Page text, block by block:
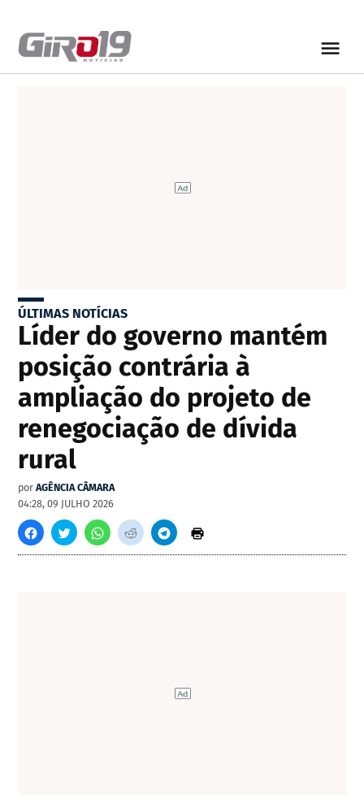
ÚLTIMAS NOTÍCIAS
Líder do governo mantém
posição contrária à
ampliação do projeto de
renegociação de dívida
rural
por AGÊNCIA CÂMARA
04:28, 09 JULHO 2026